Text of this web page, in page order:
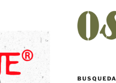
BUSQUEDA